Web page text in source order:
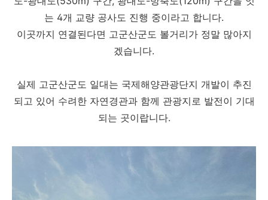
는 4개 교량 공사도 진행 중이라고 합니다.
이곳까지 연결된다면 고군산군도 볼거리가 정말 많아지
겠습니다.
실제 고군산군도 일대는 국제해양관광단지 개발이 추진
되고 있어 수려한 자연경관과 함께 관광지로 발전이 기대
되는 곳이랍니다.